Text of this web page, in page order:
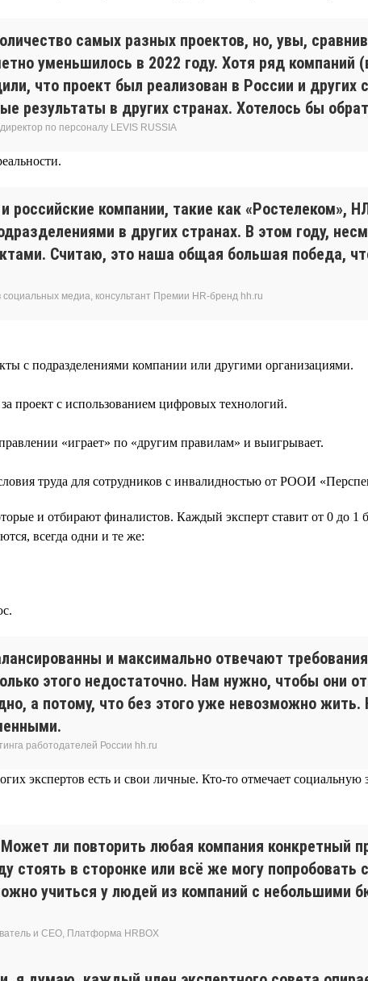
самых разных проектов, но, увы,
уменьшилось в 2022 году. Хотя ряд
что проект был реализован в России и
результаты в других странах. Хотелось бы
по персоналу LEVIS RUSSIA
российские компании, такие как «Ростелеком»,
в других странах. В этом году,
Считаю, это наша общая большая победа,
социальных медиа, консультант Премии HR-бренд hh.ru
с подразделениями компании или другими организациями.
проект с использованием цифровых технологий.
«играет» по «другим правилам» и выигрывает.
труда для сотрудников с инвалидностью от РООИ
и отбирают финалистов. Каждый эксперт ставит от 0 до 1
всегда одни и те же:
и максимально отвечают
этого недостаточно. Нам нужно, чтобы они
а потому, что без этого уже невозможно
работодателей России hh.ru
экспертов есть и свои личные. Кто-то отмечает социальную
ли повторить любая компания конкретный
стоять в сторонке или всё же могу
учиться у людей из компаний с
и CEO, Платформа HRBOХ